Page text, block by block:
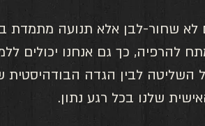
לא שחור-לבן אלא תנועה מתמדת
להרפיה, כך גם אנחנו יכולים
השליטה לבין הגדה
שלנו בכל רגע נתון.